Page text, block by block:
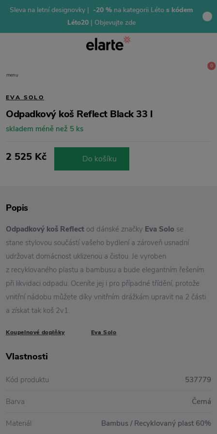
Sleva na letní designovky | -20 % na kategorii Léto s kódem
Léto20 | Objevujte zde
menu
0
EVA SOLO
Odpadkový koš Reflect Black 33 l
skladem méně než 5 ks
2 525 Kč Do košíku
Popis
Odpadkový koš Reflect od dánské značky Eva Solo se
stane stylovou součástí vašeho bydlení a zároveň usnadní
udržovat domácnost uklizenou a čistou. Je vyroben
z recyklovaného plastu a bambusu a bude elegantním řešením
při likvidaci odpadu. Oceníte jej i pro případné třídění, protože
vnitřní nádobu můžete díky vnitřním drážkám upravit na 2 části
a získat tak koš 2v1.
Koupelnové doplňky Eva Solo
Vlastnosti
Kód produktu 537779
Barva Černá
Materiál Bambus / Recyklovaný plast 60%